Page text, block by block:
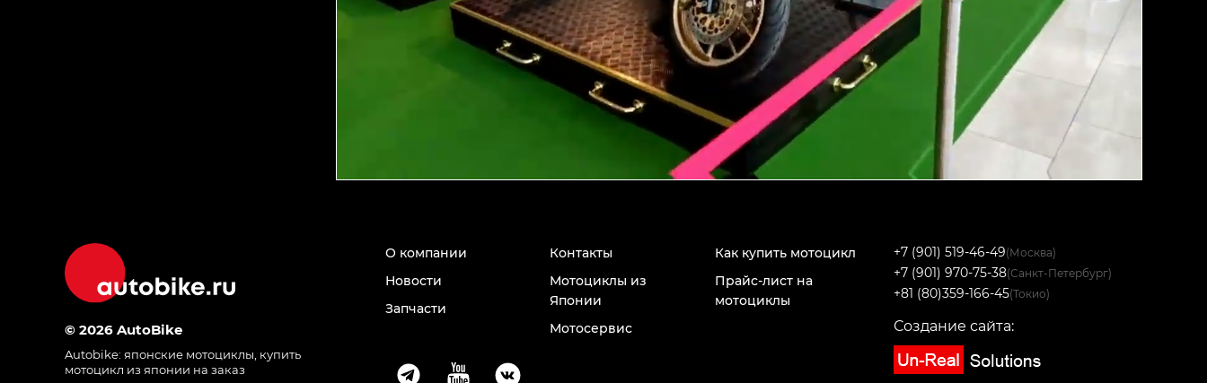
© 2026 AutoBike
Autobike: японские мотоциклы, купить
мотоцикл из японии на заказ
О компании
Новости
Запчасти
Контакты
Мотоциклы из
Японии
Мотосервис
Как купить мотоцикл
Прайс-лист на
мотоциклы
+7 (901) 519-46-49(Москва)
+7 (901) 970-75-38(Санкт-Петербург)
+81 (80)359-166-45(Токио)
Создание сайта: